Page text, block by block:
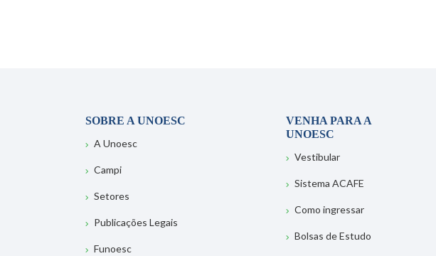
SOBRE A UNOESC
A Unoesc
Campi
Setores
Publicações Legais
Funoesc
VENHA PARA A
UNOESC
Vestibular
Sistema ACAFE
Como ingressar
Bolsas de Estudo